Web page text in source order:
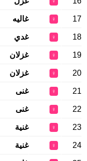
17
♀ غاليه
18
♀ غدي
19
♀ غزلان
20
♀ غزلان
21
♀ غنى
22
♀ غنى
23
♀ غنية
24
♀ غنية